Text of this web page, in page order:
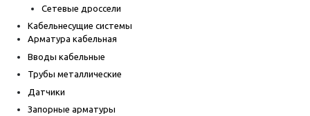
Сетевые дроссели
Кабельнесущие системы
Арматура кабельная
Вводы кабельные
Трубы металлические
Датчики
Запорные арматуры